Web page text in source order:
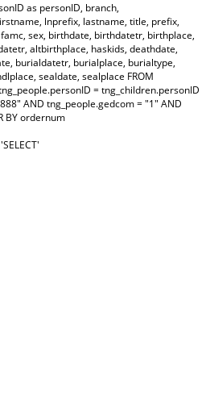
as personID, branch,
lnprefix, lastname, title, prefix,
sex, birthdate, birthdatetr, birthplace,
altbirthplace, haskids, deathdate,
burialdatetr, burialplace, burialtype,
sealdate, sealplace FROM
= tng_children.personID
AND tng_people.gedcom = "1" AND
BY ordernum